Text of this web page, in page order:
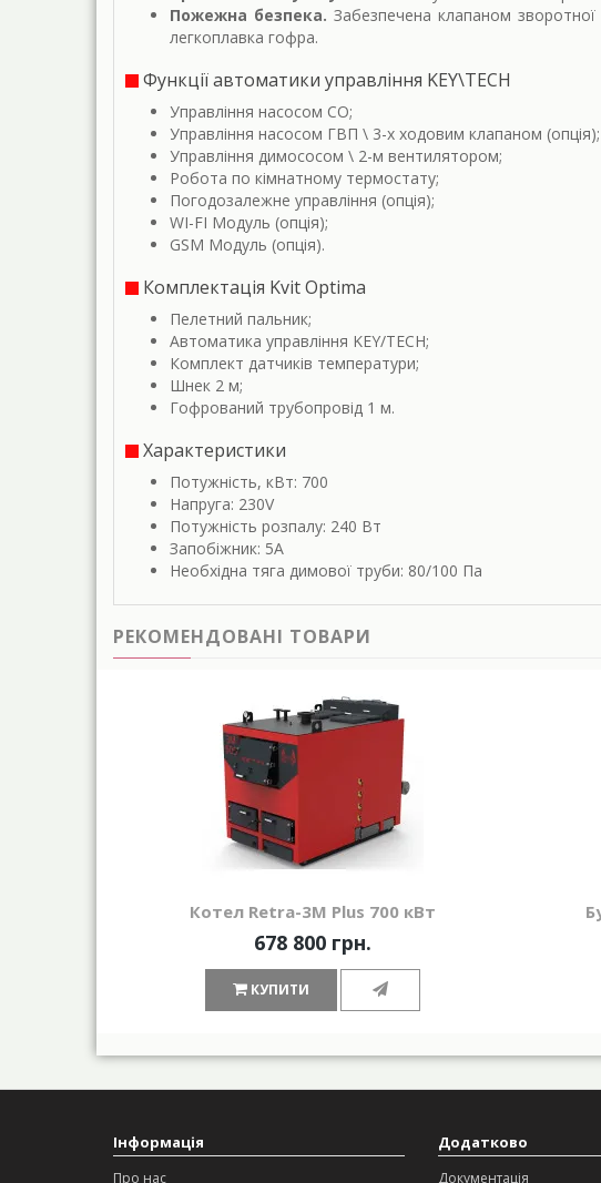
Пожежна безпека. Забезпечена клапаном зворотної
легкоплавка гофра.
Функції автоматики управління KEY\TECH
Управління насосом СО;
Управління насосом ГВП \ 3-х ходовим клапаном (опція);
Управління димососом \ 2-м вентилятором;
Робота по кімнатному термостату;
Погодозалежне управління (опція);
WI-FI Модуль (опція);
GSM Модуль (опція).
Комплектація Kvit Optima
Пелетний пальник;
Автоматика управління KEY/TECH;
Комплект датчиків температури;
Шнек 2 м;
Гофрований трубопровід 1 м.
Характеристики
Потужність, кВт: 700
Напруга: 230V
Потужність розпалу: 240 Вт
Запобіжник: 5A
Необхідна тяга димової труби: 80/100 Пa
РЕКОМЕНДОВАНІ ТОВАРИ
Котел Retra-3М Plus 700 кВт
678 800 грн.
КУПИТИ
Інформація
Про нас
Додатково
Документація